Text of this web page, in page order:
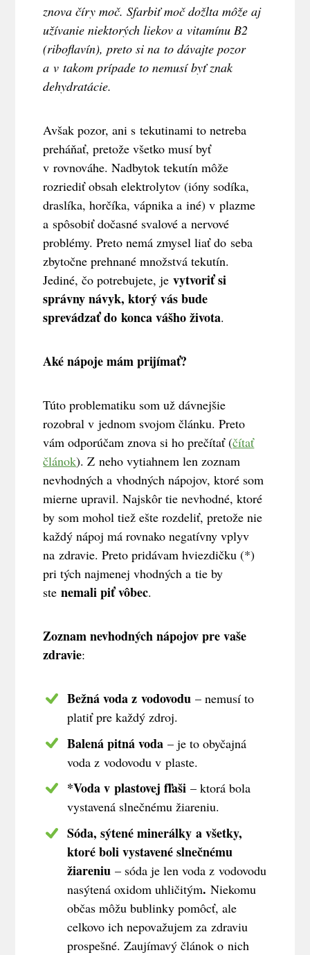
znova číry moč. Sfarbiť moč dožlta môže aj
užívanie niektorých liekov a vitamínu B2
(riboflavín), preto si na to dávajte pozor
a v takom prípade to nemusí byť znak
dehydratácie.
Avšak pozor, ani s tekutinami to netreba
preháňať, pretože všetko musí byť
v rovnováhe. Nadbytok tekutín môže
rozriediť obsah elektrolytov (ióny sodíka,
draslíka, horčíka, vápnika a iné) v plazme
a spôsobiť dočasné svalové a nervové
problémy. Preto nemá zmysel liať do seba
zbytočne prehnané množstvá tekutín.
Jediné, čo potrebujete, jevytvoriť si
správny návyk, ktorý vás bude
sprevádzať do konca vášho života.
Aké nápoje mám prijímať?
Túto problematiku som už dávnejšie
rozobral v jednom svojom článku. Preto
vám odporúčam znova si ho prečítať (čítať
článok). Z neho vytiahnem len zoznam
nevhodných a vhodných nápojov, ktoré som
mierne upravil. Najskôr tie nevhodné, ktoré
by som mohol tiež ešte rozdeliť, pretože nie
každý nápoj má rovnako negatívny vplyv
na zdravie. Preto pridávam hviezdičku (*)
pri tých najmenej vhodných a tie by
stenemali piť vôbec.
Zoznam nevhodných nápojov pre vaše
zdravie:
Bežná voda z vodovodu – nemusí to
platiť pre každý zdroj.
Balená pitná voda – je to obyčajná
voda z vodovodu v plaste.
*Voda v plastovej fľaši – ktorá bola
vystavená slnečnému žiareniu.
Sóda, sýtené minerálky a všetky,
ktoré boli vystavené slnečnému
žiareniu– sóda je len voda z vodovodu
nasýtená oxidom uhličitým.Niekomu
občas môžu bublinky pomôcť, ale
celkovo ich nepovažujem za zdraviu
prospešné. Zaujímavý článok o nich